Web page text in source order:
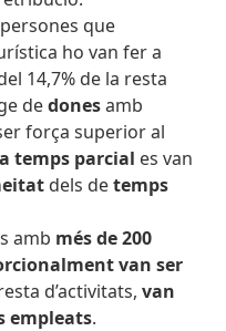
que
ho van fer a
14,7% de la resta
dedonesamb
força superior al
temps parcial es van
dels detemps
amb més de 200
van ser
d’activitats,van
empleats.